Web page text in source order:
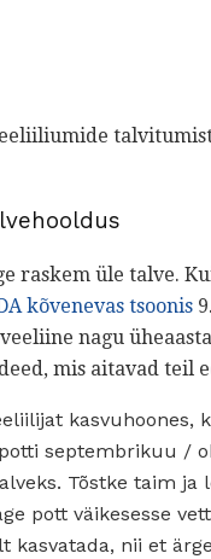
raskem üle talve.
kõvenevas tsoonis
nagu
mis aitavad teil
kasvuhoones,
septembrikuu /
Tõstke taim ja
pott väikesesse
kasvatada, nii et